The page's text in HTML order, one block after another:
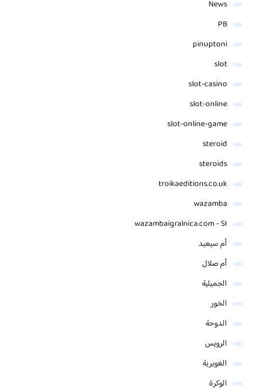
News
PB
pinuptoni
slot
slot-casino
slot-online
slot-online-game
steroid
steroids
troikaeditions.co.uk
wazamba
wazambaigralnica.com - SI
أم سيعيد
أم صلال
الجميلية
الخور
الدوحة
الرويس
الغويرية
الوكرة